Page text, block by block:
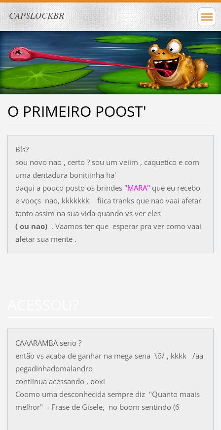
CAPSLOCKBR
O PRIMEIRO POOST'
Bls?
sou novo nao , certo ? sou um veiim , caquetico e com
uma dentadura bonitiinha ha'
daqui a pouco posto os brindes "MARA" que eu recebo
e vooçs nao, kkkkkkk fiica tranks que nao vaai afetar
tanto assim na sua vida quando vs ver eles
( ou nao) . Vaamos ter que esperar pra ver como vaai
afetar sua mente .
CAAARAMBA serio ?
então vs acaba de ganhar na mega sena \õ/ , kkkk /aa
pegadinhadomalandro
contiinua acessando , ooxi
Coomo uma desconhecida sempre diz "Quanto maais
melhor" - Frase de Gisele, no boom sentindo (6